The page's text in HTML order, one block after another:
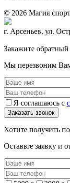
© 2026 Магия
г. Арсеньев, ул.
Закажите обратный
Мы перезвоним
Я соглашаюсь с
Хотите получить
Оставьте заявку и